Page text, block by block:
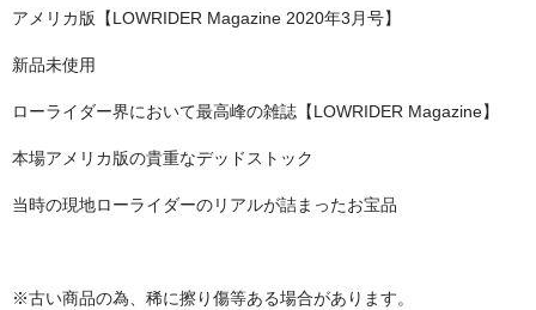
Chicano Life
Brown Pride
アメリカ版【LOWRIDER Magazine 2020年3月号】
新品未使用
ローライダー界において最高峰の雑誌【LOWRIDER Magazine】
本場アメリカ版の貴重なデッドストック
当時の現地ローライダーのリアルが詰まったお宝品
※古い商品の為、稀に擦り傷等ある場合があります。